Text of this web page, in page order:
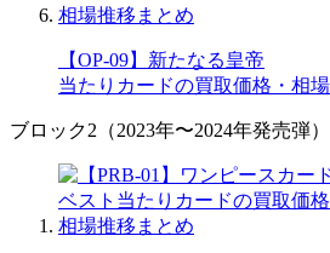
【OP-09】新たなる皇帝
当たりカードの買取価格・相
ブロック2（2023年〜2024年発売弾）